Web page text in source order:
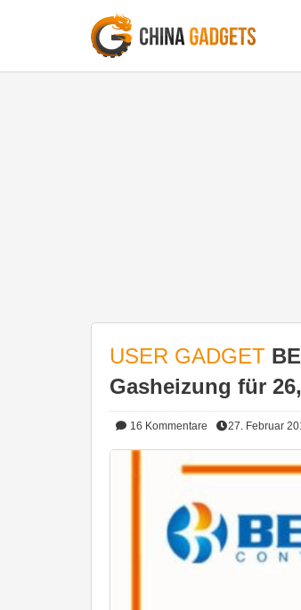
USER GADGET
Gasheizung für
16 Kommentare 27. Februar